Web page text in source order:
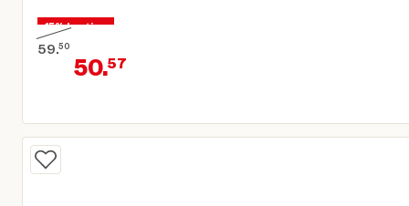
15% korting
59.50
Oorspronkelijke prijs € 59,50
50.57
Huidige prijs € 50,57